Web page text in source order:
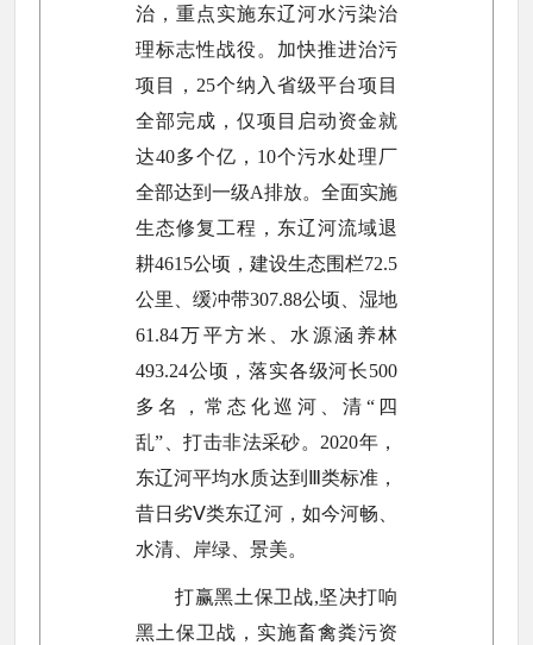
治，重点实施东辽河水污染治
理标志性战役。加快推进治污
项目，25个纳入省级平台项目
全部完成，仅项目启动资金就
达40多个亿，10个污水处理厂
全部达到一级A排放。全面实施
生态修复工程，东辽河流域退
耕4615公顷，建设生态围栏72.5
公里、缓冲带307.88公顷、湿地
61.84万平方米、水源涵养林
493.24公顷，落实各级河长500
多名，常态化巡河、清“四
乱”、打击非法采砂。2020年，
东辽河平均水质达到Ⅲ类标准，
昔日劣Ⅴ类东辽河，如今河畅、
水清、岸绿、景美。
打赢黑土保卫战,坚决打响
黑土保卫战，实施畜禽粪污资